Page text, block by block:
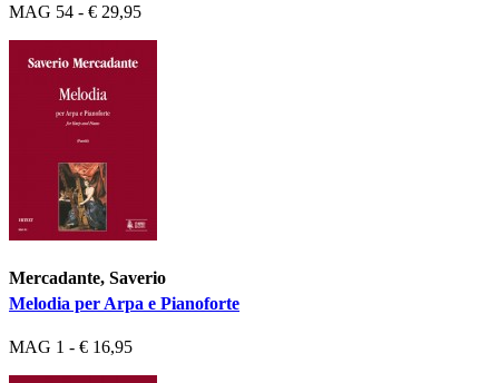
MAG 54 - € 29,95
Mercadante, Saverio
Melodia per Arpa e Pianoforte
MAG 1 - € 16,95